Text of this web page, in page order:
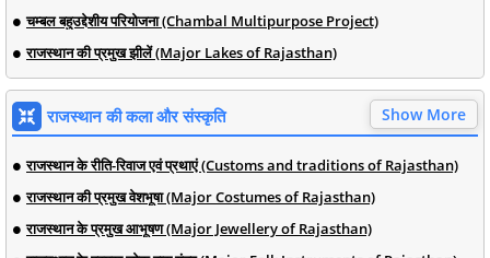
चम्बल बहुउद्देशीय परियोजना (Chambal Multipurpose Project)
राजस्थान की प्रमुख झीलें (Major Lakes of Rajasthan)
राजस्थान की कला और संस्कृति Show More
राजस्थान के रीति-रिवाज एवं प्रथाएं (Customs and traditions of Rajasthan)
राजस्थान की प्रमुख वेशभूषा (Major Costumes of Rajasthan)
राजस्थान के प्रमुख आभूषण (Major Jewellery of Rajasthan)